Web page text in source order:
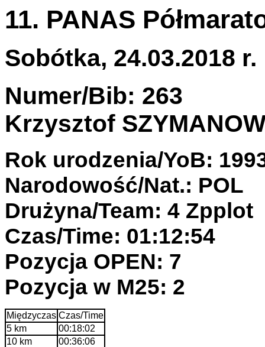
11. PANAS
Sobótka, 24.03.2018 r.
Numer/Bib: 263
Krzysztof
Rok urodzenia/YoB:
Narodowość/Nat.: POL
Drużyna/Team: 4 Zpplot
Czas/Time: 01:12:54
Pozycja OPEN: 7
Pozycja w M25: 2
Międzyczas Czas/Time
5 km
00:18:02
10 km
00:36:06